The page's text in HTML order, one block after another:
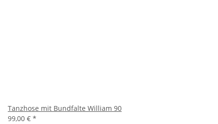
Tanzhose mit Bundfalte William 90
99,00 € *